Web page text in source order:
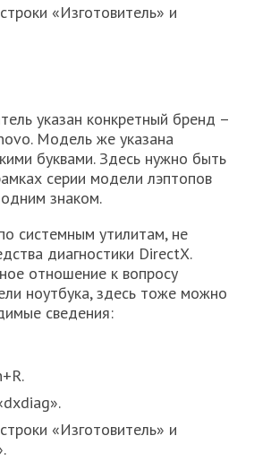
«Изготовитель» и
указан конкретный бренд –
Модель же указана
буквами. Здесь нужно быть
серии модели лэптопов
знаком.
системным утилитам, не
диагностики DirectX.
отношение к вопросу
ноутбука, здесь тоже можно
сведения:
«Изготовитель» и